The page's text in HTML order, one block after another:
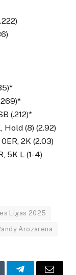
(.212)*
Hold (8) (2.92)
2K (2.03)
5K L (1-4)
Ligas 2025
Arozarena